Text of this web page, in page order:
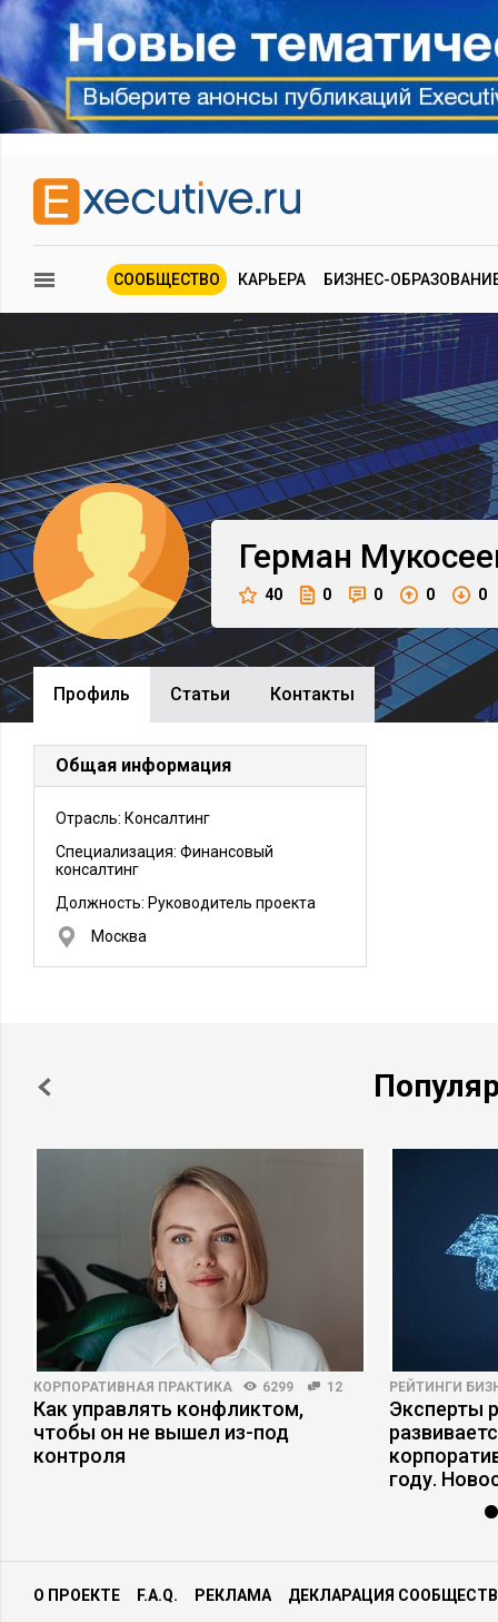
СООБЩЕСТВО КАРЬЕРА БИЗНЕС-
Герман
40 0 0 0 0
Профиль Cтатьи Контакты
Общая информация
Отрасль: Консалтинг
Специализация: Финансовый
консалтинг
Должность: Руководитель проекта
Москва
КОРПОРАТИВНАЯ ПРАКТИКА 6299 12
Как управлять конфликтом,
чтобы он не вышел из-под
контроля
РЕЙТИНГИ
Эксперты
году.
О ПРОЕКТЕ F.A.Q. РЕКЛАМА ДЕКЛАРАЦИЯ